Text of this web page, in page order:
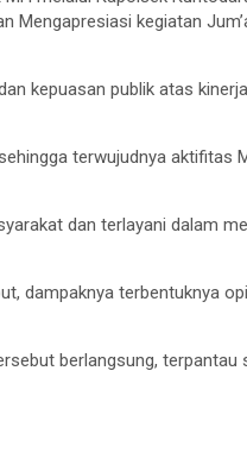
Mengapresiasi kegiatan
kepuasan publik atas
terwujudnya aktifitas
dan terlayani dalam
dampaknya terbentuknya
berlangsung, terpantau